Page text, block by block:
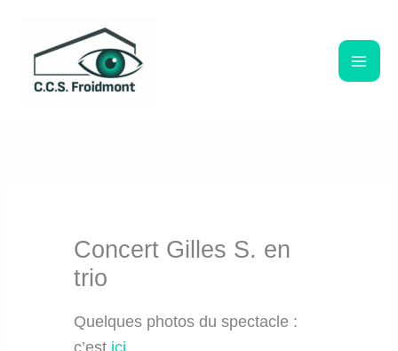
contenu
Concert Gilles S. en
trio
Quelques photos du spectacle :